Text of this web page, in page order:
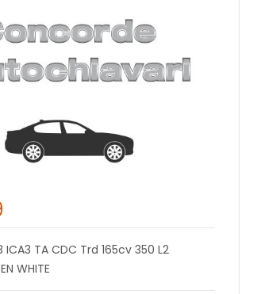
TA CDC Trd 165cv 350 L2
WHITE